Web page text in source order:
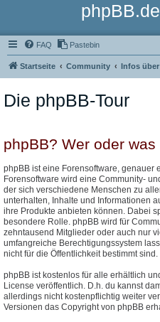
phpBB.de
FAQ Pastebin
Startseite Community Infos
Die phpBB-Tour
phpBB? Wer oder was
phpBB ist eine Forensoftware, genauer
Forensoftware wird eine Community-
der sich verschiedene Menschen zu
unterhalten, Inhalte und Informationen
ihre Produkte anbieten können. Dabei
besondere Rolle. phpBB wird für
zehntausend Mitglieder oder auch nur
umfangreiche Berechtigungssystem
nicht für die Öffentlichkeit bestimmt sind.
phpBB ist kostenlos für alle erhältlich
License veröffentlich. D.h. du kannst
allerdings nicht kostenpflichtig weiter
Versionen das Copyright von phpBB